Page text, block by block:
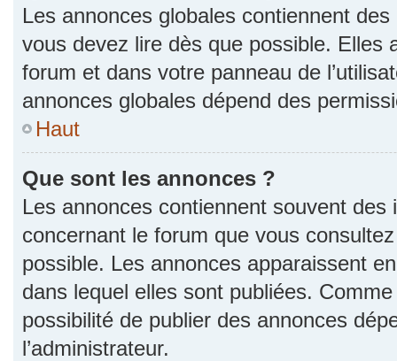
Les annonces globales contiennent
vous devez lire dès que possible. Elles
forum et dans votre panneau de
annonces globales dépend des
Haut
Que sont les annonces ?
Les annonces contiennent souvent
concernant le forum que vous
possible. Les annonces apparaissent
dans lequel elles sont publiées.
possibilité de publier des annonces
l’administrateur.